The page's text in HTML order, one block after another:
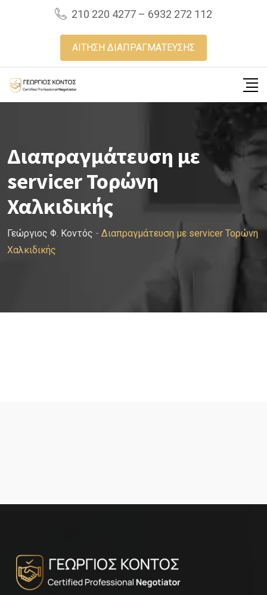
210 220 4277 – 6932 272 112
ΑΙΤΗΣΗ ΔΙΑΠΡΑΓΜΑΤΕΥΣΗΣ
Διαπραγμάτευση με
servicer Τορώνη
Χαλκιδικής
Γεώργιος Φ. Κοντός - Διαπραγμάτευση με servicer Τορώνη
Χαλκιδικής